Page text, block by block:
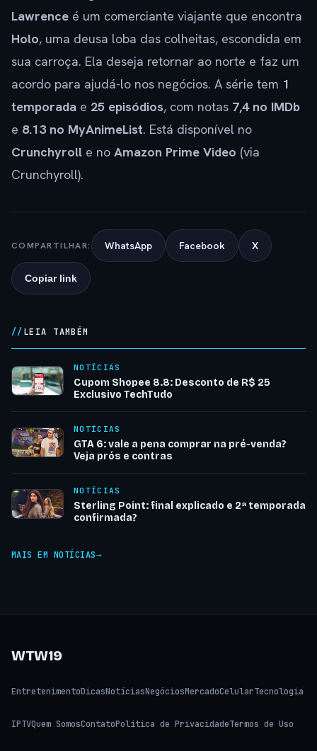
Lawrence é um comerciante viajante que encontra
Holo, uma deusa loba das colheitas, escondida em
sua carroça. Ela deseja retornar ao norte e faz um
acordo para ajudá-lo nos negócios. A série tem 1
temporada e 25 episódios, com notas 7,4 no IMDb
e 8.13 no MyAnimeList. Está disponível no
Crunchyroll e no Amazon Prime Video (via
Crunchyroll).
COMPARTILHAR: WhatsApp Facebook X
Copiar link
LEIA TAMBÉM
NOTÍCIAS
Cupom Shopee 8.8: Desconto de R$ 25
Exclusivo TechTudo
NOTÍCIAS
GTA 6: vale a pena comprar na pré-venda?
Veja prós e contras
NOTÍCIAS
Sterling Point: final explicado e 2ª temporada
confirmada?
MAIS EM NOTÍCIAS
WTW19
EntretenimentoDicasNotíciasNegóciosMercadoCelularTecnologia
IPTVQuem SomosContatoPolítica de PrivacidadeTermos de Uso